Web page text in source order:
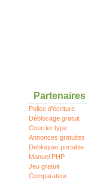
Partenaires
Police d'écriture
Déblocage gratuit
Courrier type
Annonces gratuites
Debloquer portable
Manuel PHP
Jeu gratuit
Comparateur